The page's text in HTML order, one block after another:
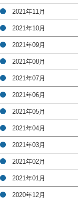
2021年11月
2021年10月
2021年09月
2021年08月
2021年07月
2021年06月
2021年05月
2021年04月
2021年03月
2021年02月
2021年01月
2020年12月